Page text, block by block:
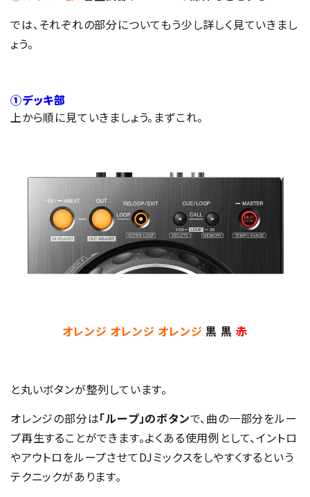
では、それぞれの部分についてもう少し詳しく見ていきまし
ょう。
①デッキ部
上から順に見ていきましょう。まずこれ。
オレンジ オレンジ オレンジ黒 黒 赤
と丸いボタンが整列しています。
オレンジの部分は「ループ」のボタンで、曲の一部分をルー
プ再生することができます。よくある使用例として、イントロ
やアウトロをループさせてDJミックスをしやすくするという
テクニックがあります。